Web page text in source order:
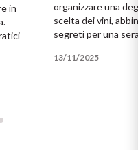
in
organizzare una
scelta dei vini,
segreti per una
13/11/2025